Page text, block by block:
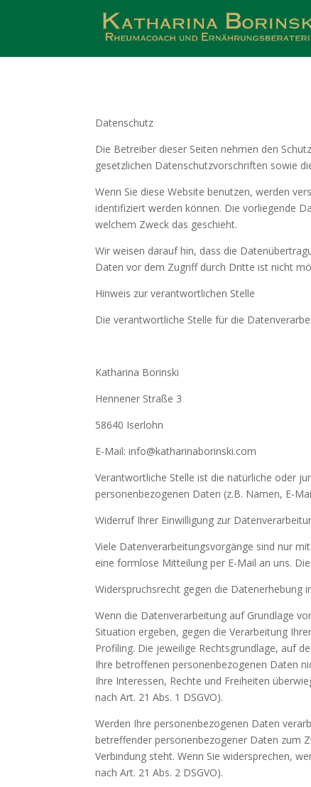
Datenschutz
Die Betreiber dieser Seiten nehmen den
gesetzlichen Datenschutzvorschriften sowie
Wenn Sie diese Website benutzen, werden
identifiziert werden können. Die vorliegende
welchem Zweck das geschieht.
Wir weisen darauf hin, dass die
Daten vor dem Zugriff durch Dritte ist nicht
Hinweis zur verantwortlichen Stelle
Die verantwortliche Stelle für die
Katharina Borinski
Hennener Straße 3
58640 Iserlohn
E-Mail: info@katharinaborinski.com
Verantwortliche Stelle ist die natürliche oder
personenbezogenen Daten (z.B. Namen, E-
Widerruf Ihrer Einwilligung zur
Viele Datenverarbeitungsvorgänge sind nur
eine formlose Mitteilung per E-Mail an uns.
Widerspruchsrecht gegen die Datenerhebung
Wenn die Datenverarbeitung auf Grundlage
Situation ergeben, gegen die Verarbeitung
Profiling. Die jeweilige Rechtsgrundlage, auf
Ihre betroffenen personenbezogenen Daten
Ihre Interessen, Rechte und Freiheiten
nach Art. 21 Abs. 1 DSGVO).
Werden Ihre personenbezogenen Daten
betreffender personenbezogener Daten zum
Verbindung steht. Wenn Sie widersprechen,
nach Art. 21 Abs. 2 DSGVO).